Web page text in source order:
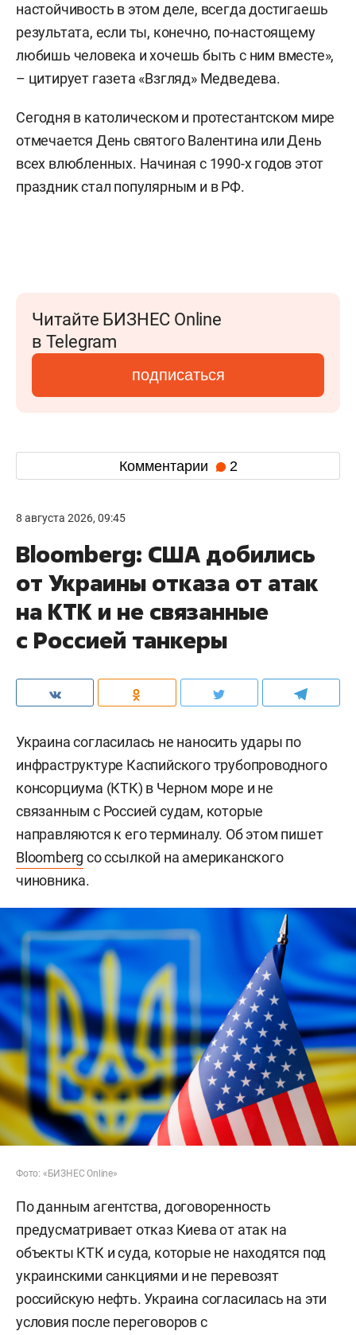
настойчивость в этом деле, всегда достигаешь
результата, если ты, конечно, по-настоящему
любишь человека и хочешь быть с ним вместе»,
– цитирует газета «Взгляд» Медведева.
Сегодня в католическом и протестантском мире
отмечается День святого Валентина или День
всех влюбленных. Начиная с 1990-х годов этот
праздник стал популярным и в РФ.
Читайте БИЗНЕС Online
в Telegram
подписаться
Комментарии 2
8 августа 2026, 09:45
Bloomberg: США добились
от Украины отказа от атак
на КТК и не связанные
с Россией танкеры
Украина согласилась не наносить удары по
инфраструктуре Каспийского трубопроводного
консорциума (КТК) в Черном море и не
связанным с Россией судам, которые
направляются к его терминалу. Об этом пишет
Bloomberg со ссылкой на американского
чиновника.
Фото: «БИЗНЕС Online»
По данным агентства, договоренность
предусматривает отказ Киева от атак на
объекты КТК и суда, которые не находятся под
украинскими санкциями и не перевозят
российскую нефть. Украина согласилась на эти
условия после переговоров с